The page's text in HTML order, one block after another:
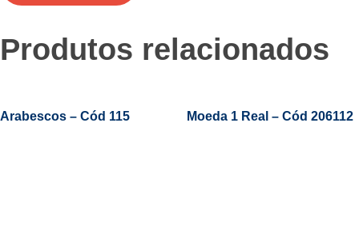
Produtos relacionados
Arabescos – Cód 115 Moeda 1 Real – Cód 206112